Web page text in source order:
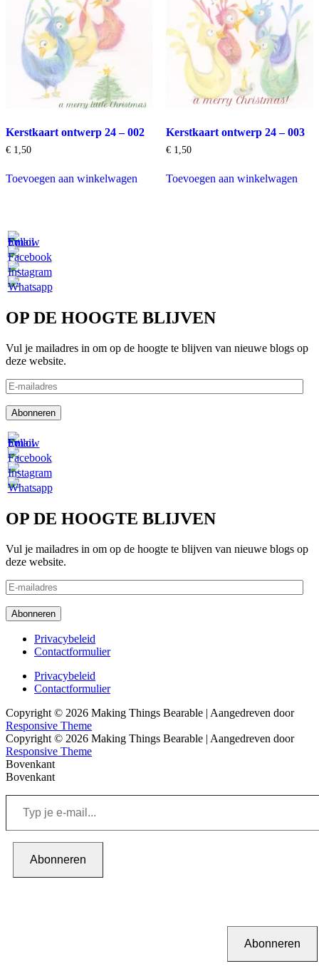
Kerstkaart ontwerp 24 – 002
€ 1,50
Toevoegen aan winkelwagen
Kerstkaart ontwerp 24 – 003
€1,50
Toevoegen aan winkelwagen
OP DE HOOGTE BLIJVEN
Vul je mailadres in om op de hoogte te blijven van nieuwe blogs op
deze website.
E-
mailadres
Abonneren
OP DE HOOGTE BLIJVEN
Vul je mailadres in om op de hoogte te blijven van nieuwe blogs op
deze website.
E-
mailadres
Abonneren
Footer
menu
Privacybeleid
Contactformulier
Footer
menu
Privacybeleid
Contactformulier
Copyright © 2026 Making Things Bearable | Aangedreven door
Responsive Theme
Copyright © 2026 Making Things Bearable | Aangedreven door
Responsive Theme
Bovenkant
Bovenkant
Abonneren
Abonneren